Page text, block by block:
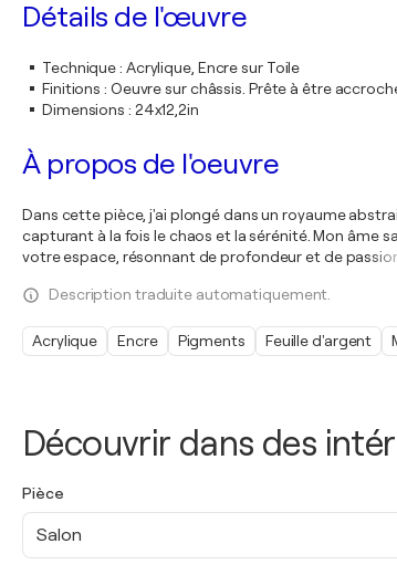
Découvrir dans des
Pièce
Salon
Détails de l'œuvre
Technique: Acrylique, Encre sur Toile
Finitions : Oeuvre sur châssis. Prête à être
Dimensions : 24x12,2in
À propos de l'oeuvre
Dans cette pièce, j'ai plongé dans un royaume
capturant à la fois le chaos et la sérénité. Mon âme
votre espace, résonnant de profondeur et de
Description traduite automatiquement.
Acrylique Encre Pigments Feuille d'argent